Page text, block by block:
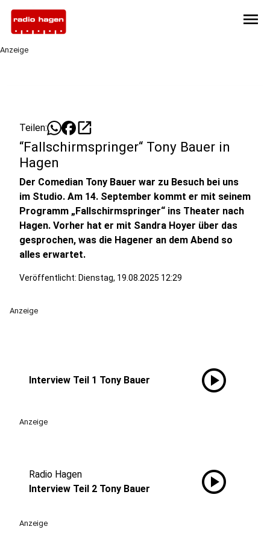
menu
Anzeige
Teilen: open_in_new
“Fallschirmspringer“ Tony Bauer in
Hagen
Der Comedian Tony Bauer war zu Besuch bei uns
im Studio. Am 14. September kommt er mit seinem
Programm „Fallschirmspringer“ ins Theater nach
Hagen. Vorher hat er mit Sandra Hoyer über das
gesprochen, was die Hagener an dem Abend so
alles erwartet.
Veröffentlicht: Dienstag, 19.08.2025 12:29
Anzeige
Interview Teil 1 Tony Bauer play_circle
Anzeige
Radio Hagen
Interview Teil 2 Tony Bauer
play_circle
Anzeige